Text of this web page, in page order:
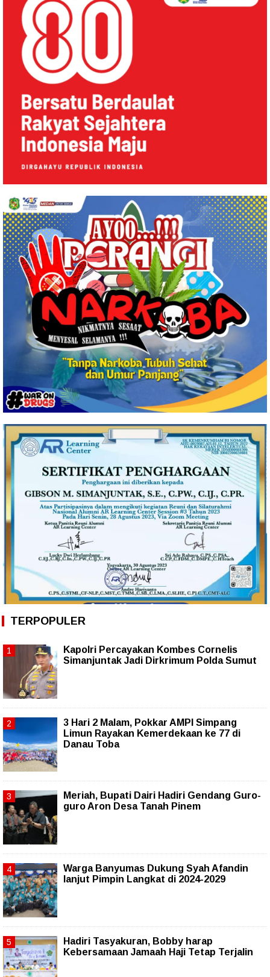
TERPOPULER
Kapolri Percayakan Kombes Cornelis
Simanjuntak Jadi Dirkrimum Polda Sumut
3 Hari 2 Malam, Pokkar AMPI Simpang
Limun Rayakan Kemerdekaan ke 77 di
Danau Toba
Meriah, Bupati Dairi Hadiri Gendang Guro-
guro Aron Desa Tanah Pinem
Warga Banyumas Dukung Syah Afandin
lanjut Pimpin Langkat di 2024-2029
Hadiri Tasyakuran, Bobby harap
Kebersamaan Jamaah Haji Tetap Terjalin